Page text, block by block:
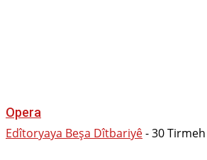
Opera
Edîtoryaya Beşa Dîtbariyê-30